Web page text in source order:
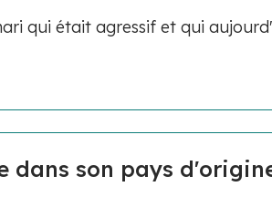
qui était agressif et qui
son pays